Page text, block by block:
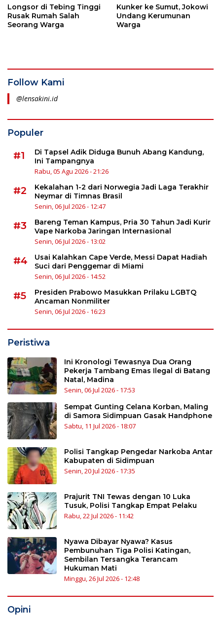
Kapolres Tapsel, Kok
Bisa?
Longsor di Tebing Tinggi
Rusak Rumah Salah
Seorang Warga
Kunker ke Sumut, Jokowi
Undang Kerumunan
Warga
Follow Kami
@lensakini.id
Populer
#1
Di Tapsel Adik Diduga Bunuh Abang Kandung,
Ini Tampangnya
Rabu, 05 Agu 2026 - 21:26
#2
Kekalahan 1-2 dari Norwegia Jadi Laga Terakhir
Neymar di Timnas Brasil
Senin, 06 Jul 2026 - 12:47
#3
Bareng Teman Kampus, Pria 30 Tahun Jadi Kurir
Vape Narkoba Jaringan Internasional
Senin, 06 Jul 2026 - 13:02
#4
Usai Kalahkan Cape Verde, Messi Dapat Hadiah
Suci dari Penggemar di Miami
Senin, 06 Jul 2026 - 14:52
#5
Presiden Prabowo Masukkan Prilaku LGBTQ
Ancaman Nonmiliter
Senin, 06 Jul 2026 - 16:23
Peristiwa
Ini Kronologi Tewasnya Dua Orang
Pekerja Tambang Emas Ilegal di Batang
Natal, Madina
Senin, 06 Jul 2026 - 17:53
Sempat Gunting Celana Korban, Maling
di Samora Sidimpuan Gasak Handphone
Sabtu, 11 Jul 2026 - 18:07
Polisi Tangkap Pengedar Narkoba Antar
Kabupaten di Sidimpuan
Senin, 20 Jul 2026 - 17:35
Prajurit TNI Tewas dengan 10 Luka
Tusuk, Polisi Tangkap Empat Pelaku
Rabu, 22 Jul 2026 - 11:42
Nyawa Dibayar Nyawa? Kasus
Pembunuhan Tiga Polisi Katingan,
Sembilan Tersangka Terancam
Hukuman Mati
Minggu, 26 Jul 2026 - 12:48
Opini